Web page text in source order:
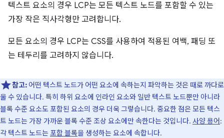
텍스트 요소의 경우 LCP는 모든 텍스트 노드를 포함할 수 있는
가장 작은 직사각형만 고려합니다.
모든 요소의 경우 LCP는 CSS를 사용하여 적용된 여백, 패딩 또
는 테두리를 고려하지 않습니다.
참고: 어떤 텍스트 노드가 어떤 요소에 속하는지 파악하는 것은 때로 까다로
울 수 있습니다. 특히 하위 요소에 인라인 요소와 일반 텍스트 노드뿐만 아니라
블록 수준 요소도 포함된 요소의 경우 더욱 그렇습니다. 중요한 점은 모든 텍스
트 노드는 가장 가까운 블록 수준 조상 요소에만 속한다는 것입니다. 사양 용어:
각 텍스트 노드는포함 블록을 생성하는 요소에 속합니다.